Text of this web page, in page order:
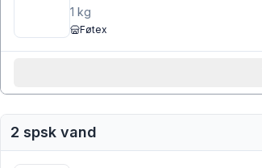
1 kg
Føtex
2 spsk vand